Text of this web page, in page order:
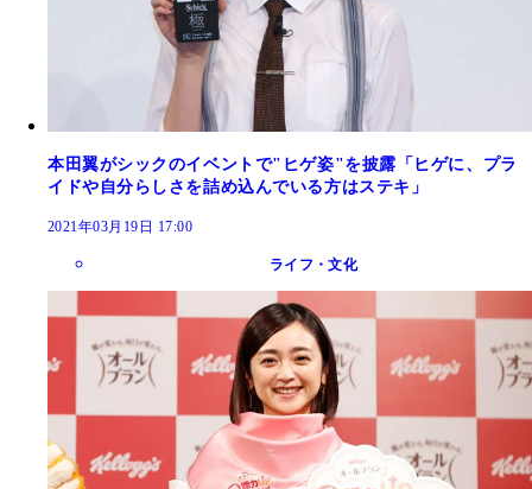
本田翼がシックのイベントで"ヒゲ姿"を披露「ヒゲに、プラ
イドや自分らしさを詰め込んでいる方はステキ」
2021年03月19日 17:00
ライフ・文化